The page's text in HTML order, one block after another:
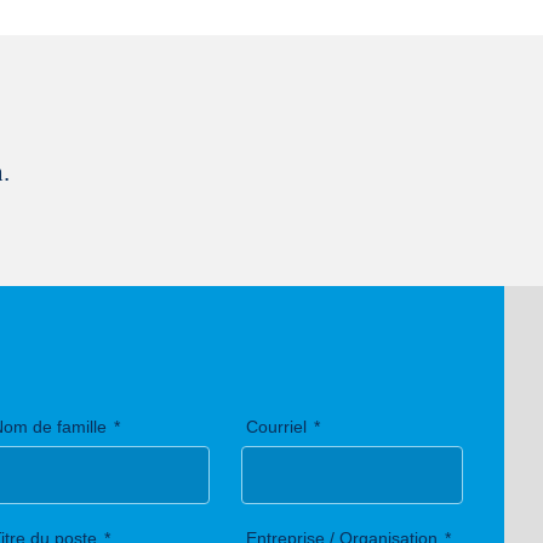
de famille Courriel
du poste Entreprise / Organisation